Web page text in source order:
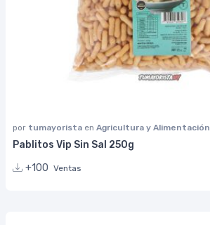
por tumayorista en Agricultura y Alimentación
Pablitos Vip Sin Sal 250g
+100 Ventas